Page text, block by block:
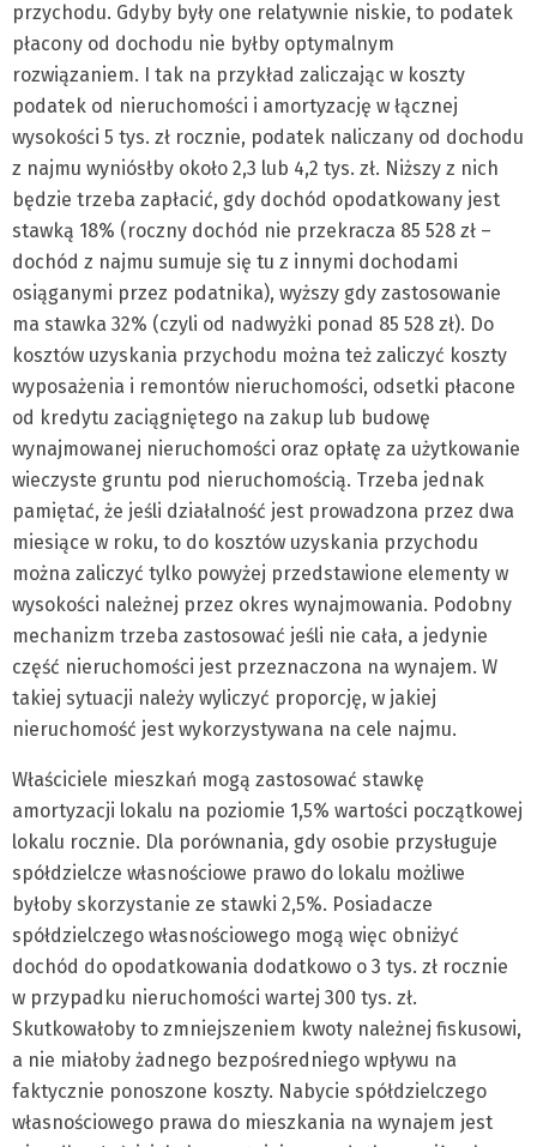
przychodu. Gdyby były one relatywnie niskie, to podatek
płacony od dochodu nie byłby optymalnym
rozwiązaniem. I tak na przykład zaliczając w koszty
podatek od nieruchomości i amortyzację w łącznej
wysokości 5 tys. zł rocznie, podatek naliczany od dochodu
z najmu wyniósłby około 2,3 lub 4,2 tys. zł. Niższy z nich
będzie trzeba zapłacić, gdy dochód opodatkowany jest
stawką 18% (roczny dochód nie przekracza 85 528 zł –
dochód z najmu sumuje się tu z innymi dochodami
osiąganymi przez podatnika), wyższy gdy zastosowanie
ma stawka 32% (czyli od nadwyżki ponad 85 528 zł). Do
kosztów uzyskania przychodu można też zaliczyć koszty
wyposażenia i remontów nieruchomości, odsetki płacone
od kredytu zaciągniętego na zakup lub budowę
wynajmowanej nieruchomości oraz opłatę za użytkowanie
wieczyste gruntu pod nieruchomością. Trzeba jednak
pamiętać, że jeśli działalność jest prowadzona przez dwa
miesiące w roku, to do kosztów uzyskania przychodu
można zaliczyć tylko powyżej przedstawione elementy w
wysokości należnej przez okres wynajmowania. Podobny
mechanizm trzeba zastosować jeśli nie cała, a jedynie
część nieruchomości jest przeznaczona na wynajem. W
takiej sytuacji należy wyliczyć proporcję, w jakiej
nieruchomość jest wykorzystywana na cele najmu.
Właściciele mieszkań mogą zastosować stawkę
amortyzacji lokalu na poziomie 1,5% wartości początkowej
lokalu rocznie. Dla porównania, gdy osobie przysługuje
spółdzielcze własnościowe prawo do lokalu możliwe
byłoby skorzystanie ze stawki 2,5%. Posiadacze
spółdzielczego własnościowego mogą więc obniżyć
dochód do opodatkowania dodatkowo o 3 tys. zł rocznie
w przypadku nieruchomości wartej 300 tys. zł.
Skutkowałoby to zmniejszeniem kwoty należnej fiskusowi,
a nie miałoby żadnego bezpośredniego wpływu na
faktycznie ponoszone koszty. Nabycie spółdzielczego
własnościowego prawa do mieszkania na wynajem jest